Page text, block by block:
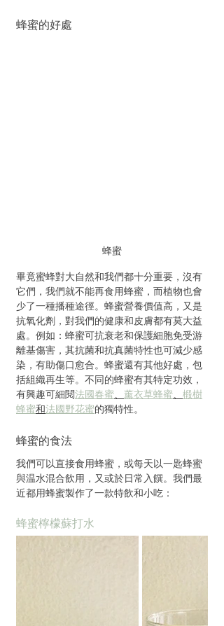
蜂蜜的好處
蜂蜜
畢竟蜜蜂對大自然和我們都十分重要，沒有
它們，我們就不能再食用蜂蜜，而植物也會
少了一種播種途徑。蜂蜜營養價值高，又是
抗氧化劑，對我們的健康和皮膚都有莫大益
處。例如：蜂蜜可抗衰老和保護細胞免受游
離基傷害，其抗菌和抗真菌特性也可減少感
染，有助傷口愈合。蜂蜜還有其他好處，包
括組織再生等。不同的蜂蜜有其特定功效，
有興趣可細閱法國春蜜 薰衣草蜂蜜
椴樹
蜂蜜和法國野花蜜的獨特性。
蜂蜜的食法
我們可以直接食用蜂蜜，或每天以一匙蜂蜜
與温水混合飲用，又或於日常入饌。我們最
近都用蜂蜜製作了一款特飲和小吃：
蜂蜜檸檬蘇打水